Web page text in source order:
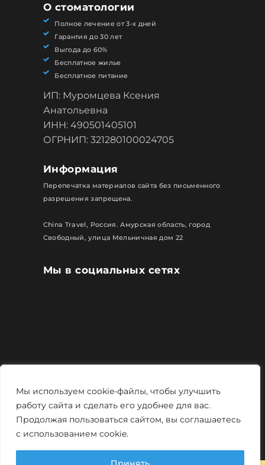
Мы используем cookie-файлы, чтобы улучшить
работу сайта и сделать его удобнее для вас.
Продолжая пользоваться сайтом, вы соглашаетесь
с использованием cookie.
Мы в социальных сетях
О стоматологии
Полное лечение от 3-х дней
Гарантия до 30 лет
Выгода до 60%
Бесплатное жилье
Бесплатное питание
ИП: Муромцева Ксения
Анатольевна
ИНН: 490501405101
ОГРНИП: 321280100024705
Информация
Перепечатка материалов сайта без письменного
разрешения запрещена.
China Travel, Россия. Амурская область, город
Свободный, улица Мельничная дом 22
Политика конфиденциальности
Мощно и креативно отMonstro-studio